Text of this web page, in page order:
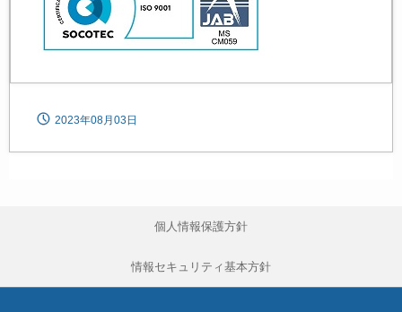
2023年08月03日
個人情報保護方針
情報セキュリティ基本方針